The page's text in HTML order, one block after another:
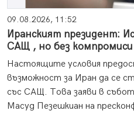
09.08.2026, 11:52
Иранският президент:
САЩ , но без компромиси
Настоящите условия
възможност за Иран да се
със САЩ. Това заяви в
Масуд Пезешкиан на